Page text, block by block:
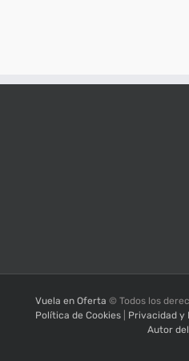
Vuela en Oferta © Todos los
Política de Cookies| Privacidad y
Autor